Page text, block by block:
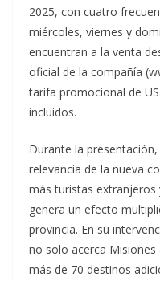
2025, con cuatro
miércoles, viernes y
encuentran a la venta
oficial de la compañía
tarifa promocional de
incluidos.
Durante la
relevancia de la nueva
más turistas
genera un efecto
provincia. En su
no solo acerca Misiones
más de 70 destinos